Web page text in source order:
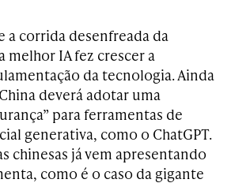
a corrida desenfreada da
melhor IA fez crescer a
da tecnologia. Ainda
deverá adotar uma
para ferramentas de
generativa, como o ChatGPT.
chinesas já vem apresentando
como é o caso da gigante